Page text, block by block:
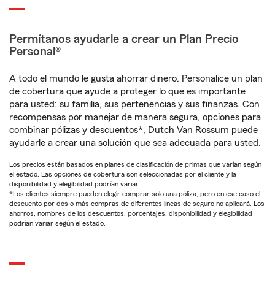
Permítanos ayudarle a crear un Plan Precio
Personal®
A todo el mundo le gusta ahorrar dinero. Personalice un plan
de cobertura que ayude a proteger lo que es importante
para usted: su familia, sus pertenencias y sus finanzas. Con
recompensas por manejar de manera segura, opciones para
combinar pólizas y descuentos*, Dutch Van Rossum puede
ayudarle a crear una solución que sea adecuada para usted.
Los precios están basados en planes de clasificación de primas que varían según
el estado. Las opciones de cobertura son seleccionadas por el cliente y la
disponibilidad y elegibilidad podrían variar.
*Los clientes siempre pueden elegir comprar solo una póliza, pero en ese caso el
descuento por dos o más compras de diferentes líneas de seguro no aplicará. Los
ahorros, nombres de los descuentos, porcentajes, disponibilidad y elegibilidad
podrían variar según el estado.